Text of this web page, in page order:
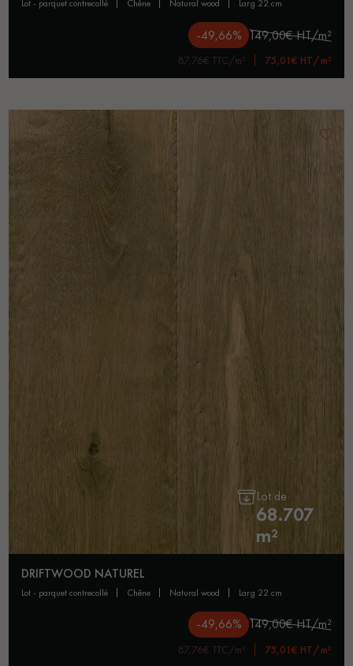
lot - parquet contrecollé chêne natural wood larg 22 cm
-49,66% 149,00€ HT/m²
87,76€ TTC/m² 75,01€ HT/m²
Lot de
68.707
m²
DRIFTWOOD NATUREL
lot - parquet contrecollé chêne natural wood larg 22 cm
-49,66% 149,00€ HT/m²
87,76€ TTC/m² 75,01€ HT/m²